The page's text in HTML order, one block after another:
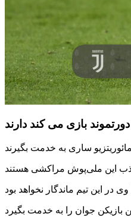
جوان را به خدمت بگیرد